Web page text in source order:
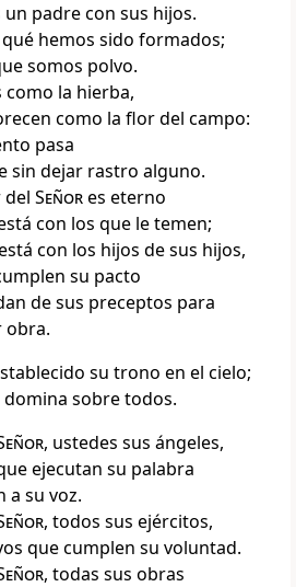
padre con sus hijos.
qué hemos sido formados;
somos polvo.
como la hierba,
como la flor del campo:
pasa
sin dejar rastro alguno.
del Señores eterno
con los que le temen;
con los hijos de sus hijos,
su pacto
de sus preceptos para
obra.
su trono en el cielo;
sobre todos.
, ustedes sus ángeles,
ejecutan su palabra
a su voz.
, todos sus ejércitos,
que cumplen su voluntad.
, todas sus obras